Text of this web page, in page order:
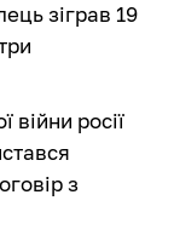
зіграв 19
війни росії
з